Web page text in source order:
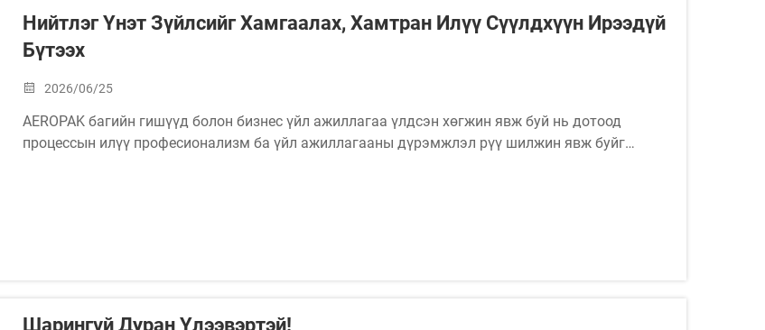
Нийтлэг Үнэт Зүйлсийг Хамгаалах, Хамтран Илүү Сүүлдхүүн Ирээдүй
Бүтээх
2026/06/25
AEROPAK багийн гишүүд болон бизнес үйл ажиллагаа үлдсэн хөгжин явж буй нь дотоод
процессын илүү професионализм ба үйл ажиллагааны дүрэмжлэл рүү шилжин явж буйг
Шарингүй Дуран Үлээвэртэй!